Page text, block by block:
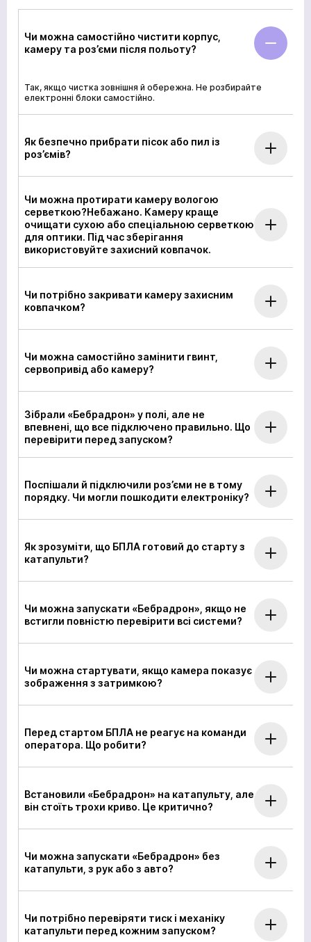
Чи можна самостійно чистити корпус,
камеру та роз’єми після польоту?
Так, якщо чистка зовнішня й обережна. Не розбирайте
електронні блоки самостійно.
Як безпечно прибрати пісок або пил із
роз’ємів?
Чи можна протирати камеру вологою
серветкою?Небажано. Камеру краще
очищати сухою або спеціальною серветкою
для оптики. Під час зберігання
використовуйте захисний ковпачок.
Чи потрібно закривати камеру захисним
ковпачком?
Чи можна самостійно замінити гвинт,
сервопривід або камеру?
Зібрали «Бебрадрон» у полі, але не
впевнені, що все підключено правильно. Що
перевірити перед запуском?
Поспішали й підключили роз’єми не в тому
порядку. Чи могли пошкодити електроніку?
Як зрозуміти, що БПЛА готовий до старту з
катапульти?
Чи можна запускати «Бебрадрон», якщо не
встигли повністю перевірити всі системи?
Чи можна стартувати, якщо камера показує
зображення з затримкою?
Перед стартом БПЛА не реагує на команди
оператора. Що робити?
Встановили «Бебрадрон» на катапульту, але
він стоїть трохи криво. Це критично?
Чи можна запускати «Бебрадрон» без
катапульти, з рук або з авто?
Чи потрібно перевіряти тиск і механіку
катапульти перед кожним запуском?